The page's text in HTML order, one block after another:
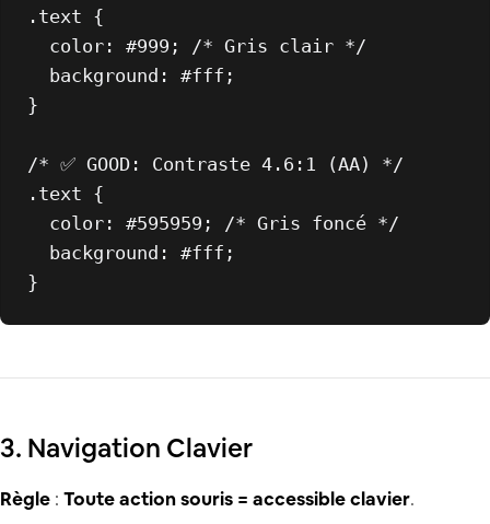
.text {
color : #999 ; /* Gris clair */
background : #fff ;
}
/* ✅ GOOD: Contraste 4.6:1 (AA) */
.text {
color : #595959 ; /* Gris foncé */
background : #fff ;
3. Navigation Clavier
Règle : Toute action souris = accessible clavier.